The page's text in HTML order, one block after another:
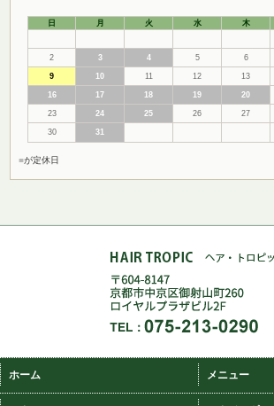
日 月 火 水 木
2 3 4 5 6
9 10 11 12 13
16 17 18 19 20
23 24 25 26 27
30 31
■が定休日
ホーム メニュー